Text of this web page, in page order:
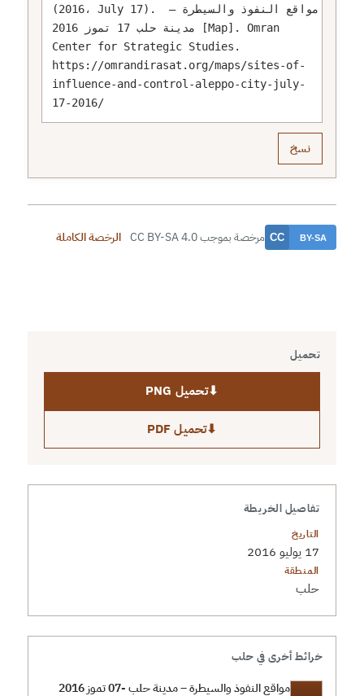
(2016، July 17). مواقع النفوذ والسيطرة –
مدينة حلب 17 تموز 2016 [Map]. Omran
Center for Strategic Studies.
https://omrandirasat.org/maps/sites-of-
influence-and-control-aleppo-city-july-
17-2016/
نسخ
مرخصة بموجب CC BY-SA 4.0 الرخصة الكاملة
تحميل
⬇تحميل PNG
⬇تحميل PDF
تفاصيل الخريطة
التاريخ
17 يوليو 2016
المنطقة
حلب
خرائط أخرى في حلب
مواقع النفوذ والسيطرة – مدينة حلب -07 تموز 2016